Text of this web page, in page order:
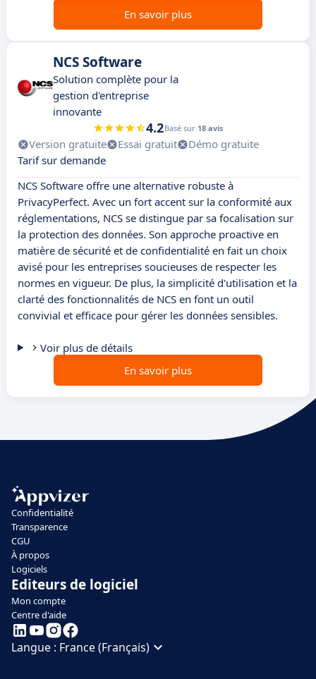
En savoir plus
NCS Software
Solution complète pour la
gestion d'entreprise
innovante
4.2Basé sur 18 avis
Version gratuite Essai gratuit
Démo gratuite
Tarif sur demande
NCS Software offre une alternative robuste à
PrivacyPerfect. Avec un fort accent sur la conformité aux
réglementations, NCS se distingue par sa focalisation sur
la protection des données. Son approche proactive en
matière de sécurité et de confidentialité en fait un choix
avisé pour les entreprises soucieuses de respecter les
normes en vigueur. De plus, la simplicité d'utilisation et la
clarté des fonctionnalités de NCS en font un outil
convivial et efficace pour gérer les données sensibles.
Voir plus de détails
En savoir plus
Confidentialité
Transparence
CGU
À propos
Logiciels
Editeurs de logiciel
Mon compte
Centre d'aide
Langue : France (Français)